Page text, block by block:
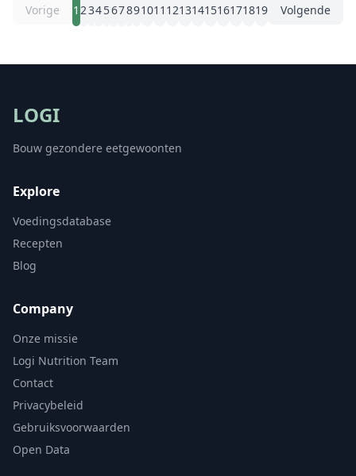
Vorige 1 234567891011 1213141516171819 Volgende
LOGI
Bouw gezondere eetgewoonten
Explore
Voedingsdatabase
Recepten
Blog
Company
Onze missie
Logi Nutrition Team
Contact
Privacybeleid
Gebruiksvoorwaarden
Open Data